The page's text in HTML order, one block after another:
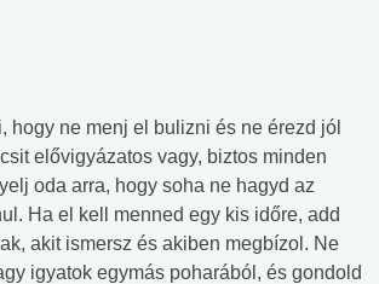
hogy ne menj el bulizni és ne érezd jól
elővigyázatos vagy, biztos minden
oda arra, hogy soha ne hagyd az
Ha el kell menned egy kis időre, add
akit ismersz és akiben megbízol. Ne
igyatok egymás poharából, és gondold